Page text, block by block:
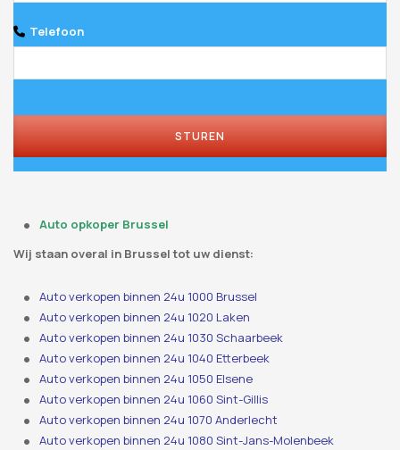
Telefoon
STUREN
Auto opkoper Brussel
Wij staan ​​overal in Brussel tot uw dienst:
Auto verkopen binnen 24u 1000 Brussel
Auto verkopen binnen 24u 1020 Laken
Auto verkopen binnen 24u 1030 Schaarbeek
Auto verkopen binnen 24u 1040 Etterbeek
Auto verkopen binnen 24u 1050 Elsene
Auto verkopen binnen 24u 1060 Sint-Gillis
Auto verkopen binnen 24u 1070 Anderlecht
Auto verkopen binnen 24u 1080 Sint-Jans-Molenbeek